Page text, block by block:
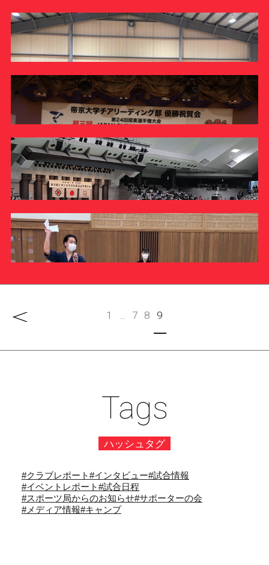
INFORMATION
岩出雅之スポーツ局長がスポルテック2023で講演を行い
ました
REPORT
ラグビー部
ラグビー部が「大手町・丸の内・有楽町仲通り綱引き大
INFORMATION
剣道部
OB稽古会を実施しました
REPORT
チアリーディング部
チアリーディング部の優勝祝賀会を執り行いました
冲永荘一杯第34回東京都少年少女学年別柔道選手権大会
帝京大学幼稚園の園児を招いて剣道教室を開催しました
1 … 7 8 9
Tags
ハッシュタグ
#クラブレポート#インタビュー#試合情報
#イベントレポート#試合日程
#スポーツ局からのお知らせ#サポーターの会
#メディア情報#キャンプ